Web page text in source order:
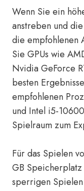
Wenn Sie ein
anstreben und
die empfohlenen
Sie GPUs wie
Nvidia GeForce
besten
empfohlenen
und Intel i5-
Spielraum zum
Für das Spielen
GB
sperrigen